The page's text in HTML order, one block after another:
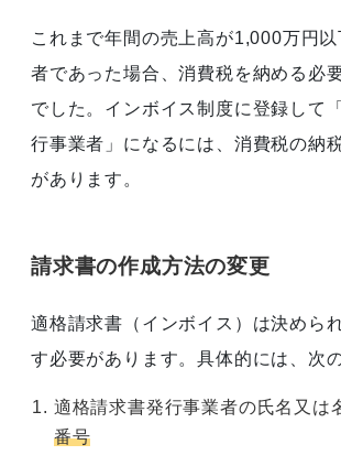
これまで年間の売上高が1,000万円
者であった場合、消費税を納める必
でした。インボイス制度に登録して
行事業者」になるには、消費税の納
があります。
請求書の作成方法の変更
適格請求書（インボイス）は決めら
す必要があります。具体的には、次
適格請求書発行事業者の氏名又は
番号